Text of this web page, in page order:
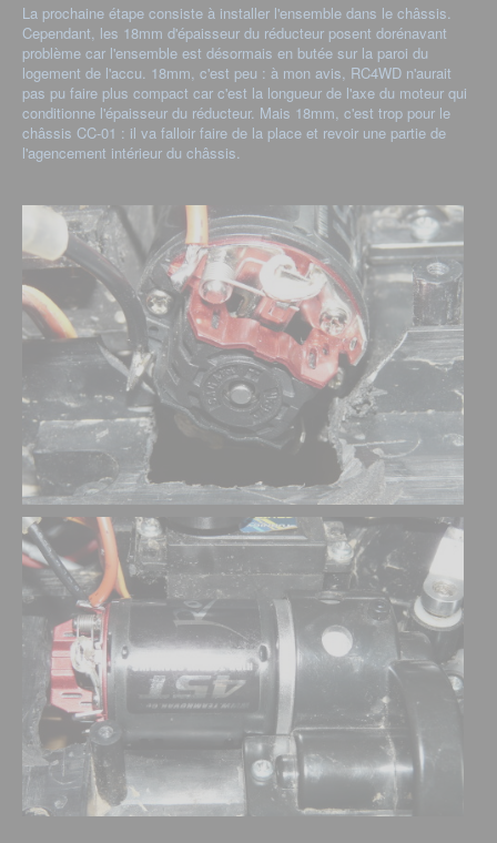
La prochaine étape consiste à installer l'ensemble dans le châssis.
Cependant, les 18mm d'épaisseur du réducteur posent dorénavant
problème car l'ensemble est désormais en butée sur la paroi du
logement de l'accu. 18mm, c'est peu : à mon avis, RC4WD n'aurait
pas pu faire plus compact car c'est la longueur de l'axe du moteur qui
conditionne l'épaisseur du réducteur. Mais 18mm, c'est trop pour le
châssis CC-01 : il va falloir faire de la place et revoir une partie de
l'agencement intérieur du châssis.